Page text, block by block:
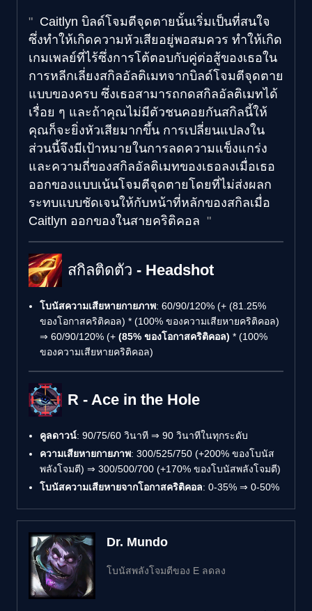
Caitlyn บิลด์โจมตีจุดตายนั้นเริ่มเป็นที่สนใจ
ซึ่งทำให้เกิดความหัวเสียอยู่พอสมควร ทำให้เกิด
เกมเพลย์ที่ไร้ซึ่งการโต้ตอบกับคู่ต่อสู้ของเธอใน
การหลีกเลี่ยงสกิลอัลติเมทจากบิลด์โจมตีจุดตาย
แบบของครบ ซึ่งเธอสามารถกดสกิลอัลติเมทได้
เรื่อย ๆ และถ้าคุณไม่มีตัวชนคอยกันสกิลนี้ให้
คุณก็จะยิ่งหัวเสียมากขึ้น การเปลี่ยนแปลงใน
ส่วนนี้จึงมีเป้าหมายในการลดความแข็งแกร่ง
และความถี่ของสกิลอัลติเมทของเธอลงเมื่อเธอ
ออกของแบบเน้นโจมตีจุดตายโดยที่ไม่ส่งผลก
ระทบแบบชัดเจนให้กับหน้าที่หลักของสกิลเมื่อ
Caitlyn ออกของในสายคริติคอล
สกิลติดตัว - Headshot
โบนัสความเสียหายกายภาพ: 60/90/120% (+ (81.25%
ของโอกาสคริติคอล) * (100% ของความเสียหายคริติคอล)
⇒ 60/90/120% (+ (85% ของโอกาสคริติคอล) * (100%
ของความเสียหายคริติคอล)
R - Ace in the Hole
คูลดาวน์: 90/75/60 วินาที ⇒ 90 วินาทีในทุกระดับ
ความเสียหายกายภาพ: 300/525/750 (+200% ของโบนัส
พลังโจมตี) ⇒ 300/500/700 (+170% ของโบนัสพลังโจมตี)
โบนัสความเสียหายจากโอกาสคริติคอล: 0-35% ⇒ 0-50%
Dr. Mundo
โบนัสพลังโจมตีของ E ลดลง